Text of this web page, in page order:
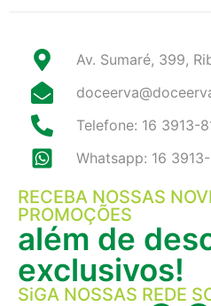
Av. Sumaré, 399,
Telefone: 16 3913-
Whatsapp: 16
RECEBA NOSSAS
PROMOÇÕES
além de
exclusivos!
SiGA NOSSAS REDE